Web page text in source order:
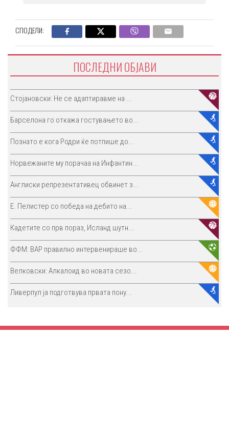
СПОДЕЛИ:
ПОСЛЕДНИ ОБЈАВИ
Стојановски: Не се адаптиравме на ...
Барселона го откажа гостувањето во...
Познато е кога Родри ќе потпише до...
Норвежаните му порачаа на Инфантин...
Англиски репрезентативец обвинет з...
E. Пелистер со победа на дебито на...
Кадетите со прв пораз, Исланд шутн...
ФФМ: ВАР правилно интервенираше во...
Велковски: Алкалоид во новата сезо...
Ливерпул ја подготвува првата пону...